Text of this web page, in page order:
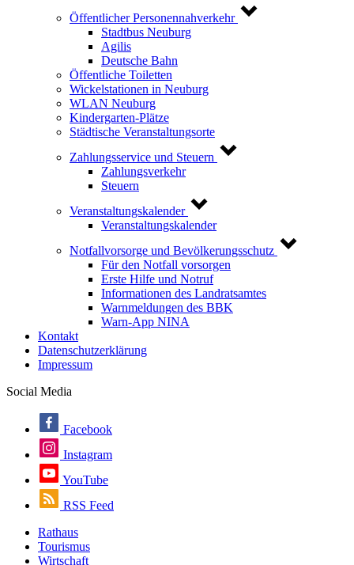
Öffentlicher Personennahverkehr
Stadtbus Neuburg
Agilis
Deutsche Bahn
Öffentliche Toiletten
Wickelstationen in Neuburg
WLAN Neuburg
Kindergarten-Plätze
Städtische Veranstaltungsorte
Zahlungsservice und Steuern
Zahlungsverkehr
Steuern
Veranstaltungskalender
Veranstaltungskalender
Notfallvorsorge und Bevölkerungsschutz
Für den Notfall vorsorgen
Erste Hilfe und Notruf
Informationen des Landratsamtes
Warnmeldungen des BBK
Warn-App NINA
Kontakt
Datenschutzerklärung
Impressum
Social Media
Facebook
Instagram
YouTube
RSS Feed
Rathaus
Tourismus
Wirtschaft